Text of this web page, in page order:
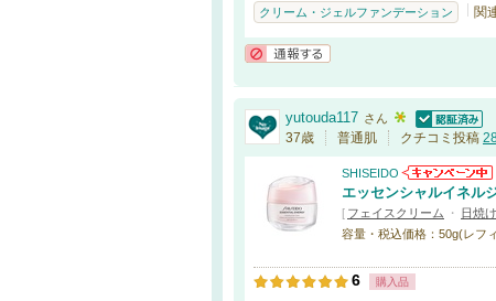
クリーム・ジェルファンデーション 関
yutouda117 さん
認証済
37歳 普通肌 クチコミ投稿
SHISEIDO
エッセンシャルイネル
[ フェイスクリーム ・ 日焼
容量・税込価格：50g(レフ
6 購入品